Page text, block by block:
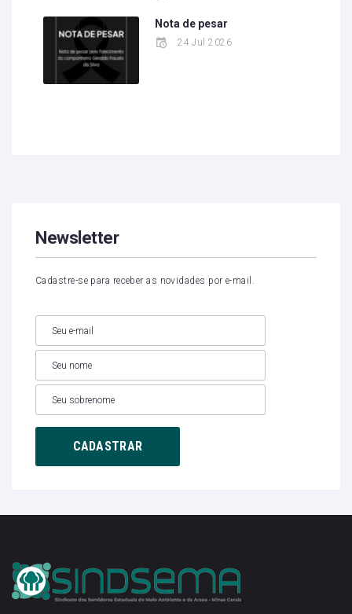
Nota de pesar
24 Jul 2026
Newsletter
Cadastre-se para receber as novidades por e-mail.